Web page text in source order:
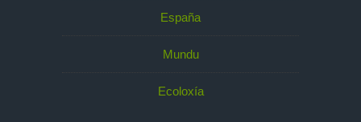
España
Mundu
Ecoloxía